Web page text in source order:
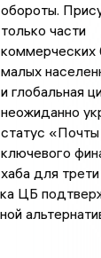
обороты.
только части
коммерческих
малых
и глобальная
неожиданно
статус
ключевого
хаба для
ЦБ